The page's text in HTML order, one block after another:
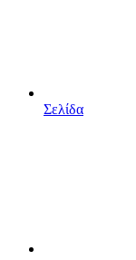
Σελίδα